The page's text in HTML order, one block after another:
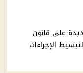
على قانون
الإجراءات